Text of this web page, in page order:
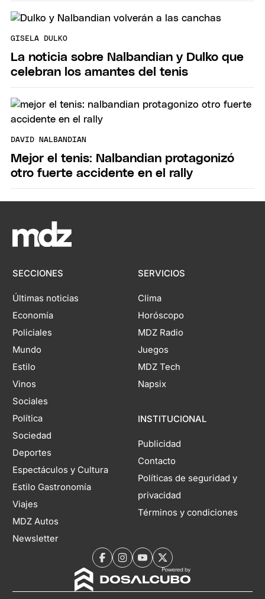
GISELA DULKO
La noticia sobre Nalbandian y Dulko que
celebran los amantes del tenis
DAVID NALBANDIAN
Mejor el tenis: Nalbandian protagonizó
otro fuerte accidente en el rally
SECCIONES
Últimas noticias
Economía
Policiales
Mundo
Estilo
Vinos
Sociales
Política
Sociedad
Deportes
Espectáculos y Cultura
Estilo Gastronomía
Viajes
MDZ Autos
Newsletter
SERVICIOS
Clima
Horóscopo
MDZ Radio
Juegos
MDZ Tech
Napsix
INSTITUCIONAL
Publicidad
Contacto
Políticas de seguridad y
privacidad
Términos y condiciones